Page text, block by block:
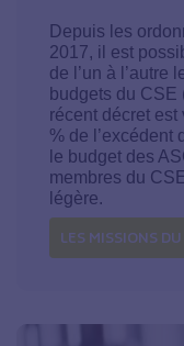
Depuis les
2017, il est
de l’un à l’autre
budgets du CSE
récent décret est
% de l’excédent
le budget des
membres du
légère.
LES MISSIONS